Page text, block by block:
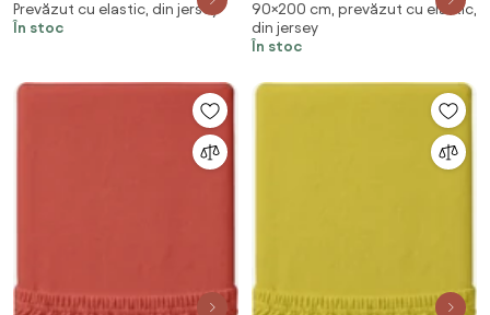
200 x 220 cm
Prevăzut cu elastic, din jersey
În stoc
90x200 cm albastru deschis
90×200 cm, prevăzut cu elastic,
din jersey
În stoc